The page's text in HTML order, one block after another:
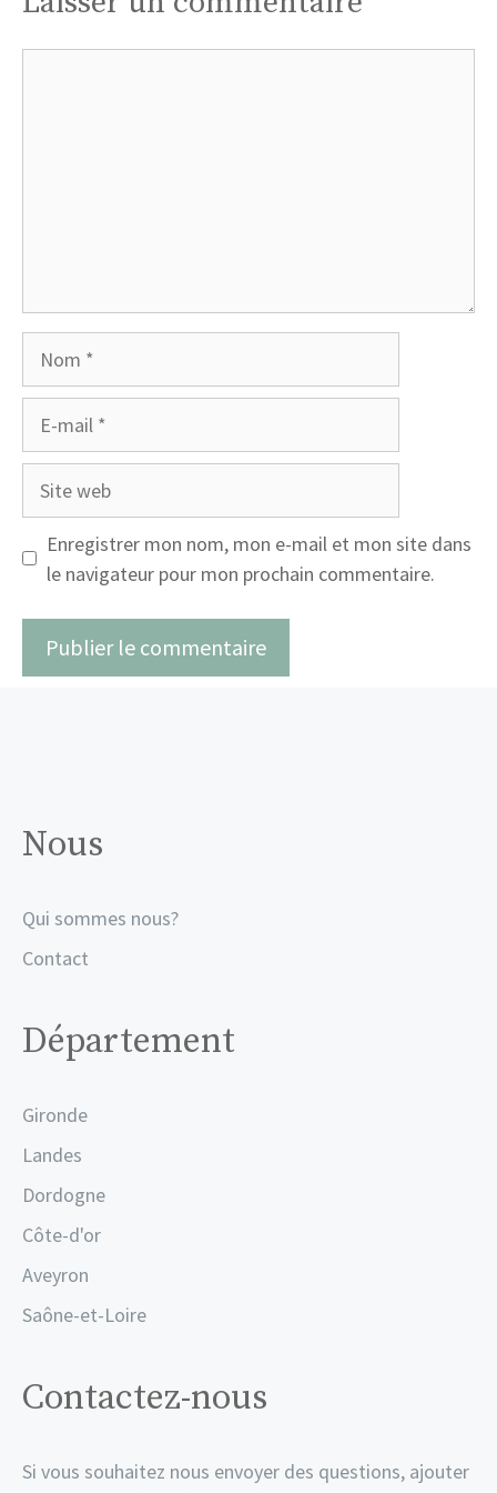
Site
Enregistrer mon nom, mon e-mail et mon site dans
le navigateur pour mon prochain commentaire.
Nous
Qui sommes nous?
Contact
Département
Gironde
Landes
Dordogne
Côte-d'or
Aveyron
Saône-et-Loire
Contactez-nous
Si vous souhaitez nous envoyer des questions, ajouter